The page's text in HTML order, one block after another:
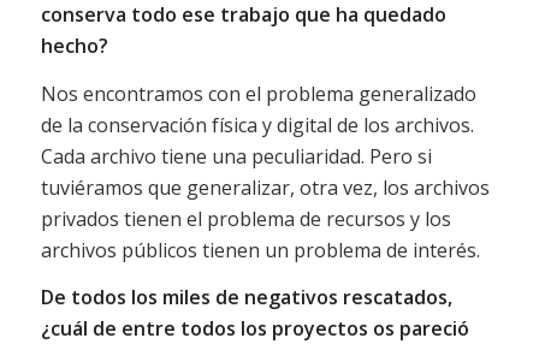
conserva todo ese trabajo que ha quedado
hecho?
Nos encontramos con el problema generalizado
de la conservación física y digital de los archivos.
Cada archivo tiene una peculiaridad. Pero si
tuviéramos que generalizar, otra vez, los archivos
privados tienen el problema de recursos y los
archivos públicos tienen un problema de interés.
De todos los miles de negativos rescatados,
¿cuál de entre todos los proyectos os pareció